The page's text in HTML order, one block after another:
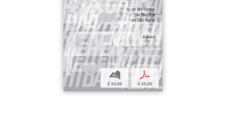
b
€ 35,00
p
€ 35,00